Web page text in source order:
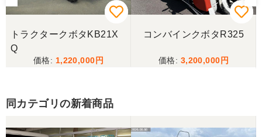
す
岐阜県／田畑
ただきましたありがとうございます
トラクタークボタKB21X
Q
1,220,000
コンバインクボタR325
3,200,000
同カテゴリの新着商品